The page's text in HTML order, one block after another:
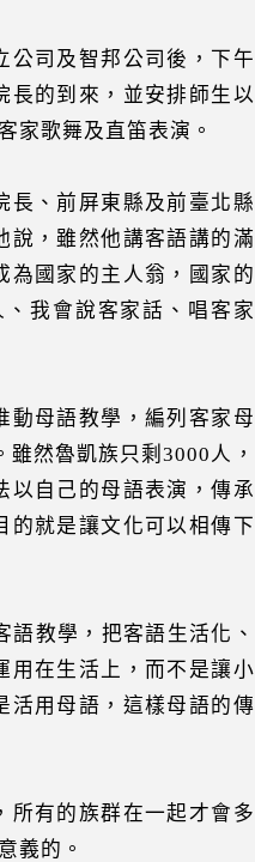
公司及智邦公司後，下午
長的到來，並安排師生以
家歌舞及直笛表演。
長、前屏東縣及前臺北縣
說，雖然他講客語講的滿
為國家的主人翁，國家的
我會說客家話、唱客家
動母語教學，編列客家母
然魯凱族只剩3000人，
以自己的母語表演，傳承
的就是讓文化可以相傳下
教學，把客語生活化、
用在生活上，而不是讓小
活用母語，這樣母語的傳
所有的族群在一起才會多
義的。